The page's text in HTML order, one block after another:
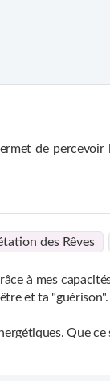
de percevoir
à se reconnecter
des Rêves
à mes
et ta "guérison".
Que